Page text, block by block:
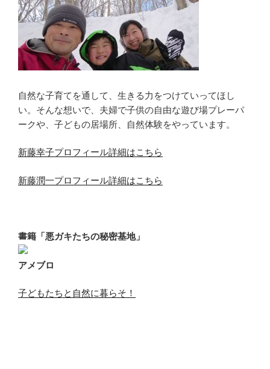
自然な子育てを通して、生きる力をつけていってほし
い。そんな想いで、夫婦で子供の自由な遊び場プレーパ
ークや、子どもの居場所、自然体験をやっています。
新藤幸子プロフィール詳細はこちら
新藤潤一プロフィール詳細はこちら
書籍「悪ガキたちの秘密基地」
アメブロ
子どもたちと自然に暮らそ！